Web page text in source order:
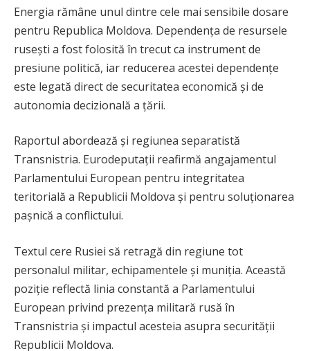
Energia rămâne unul dintre cele mai sensibile dosare
pentru Republica Moldova. Dependența de resursele
rusești a fost folosită în trecut ca instrument de
presiune politică, iar reducerea acestei dependențe
este legată direct de securitatea economică și de
autonomia decizională a țării.
Raportul abordează și regiunea separatistă
Transnistria. Eurodeputații reafirmă angajamentul
Parlamentului European pentru integritatea
teritorială a Republicii Moldova și pentru soluționarea
pașnică a conflictului.
Textul cere Rusiei să retragă din regiune tot
personalul militar, echipamentele și muniția. Această
poziție reflectă linia constantă a Parlamentului
European privind prezența militară rusă în
Transnistria și impactul acesteia asupra securității
Republicii Moldova.